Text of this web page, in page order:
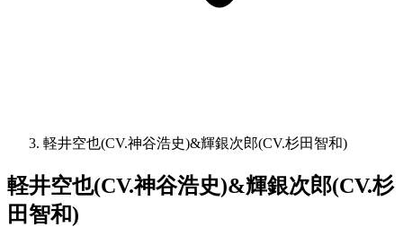
軽井空也(CV.神谷浩史)&輝銀次郎(CV.杉田智和)
軽井空也(CV.神谷浩史)&輝銀次郎(CV.杉
田智和)